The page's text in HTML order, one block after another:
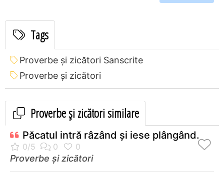
Tags
Proverbe și zicători Sanscrite
Proverbe și zicători
Proverbe și zicători similare
Păcatul intră râzând şi iese plângând.
Proverbe și zicători